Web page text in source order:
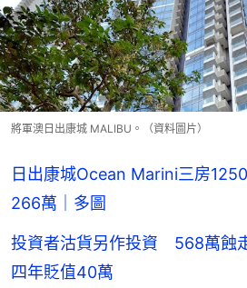
將軍澳日出康城 MALIBU。（資料圖片）
日出康城Ocean Marini三房
266萬｜多圖
投資者沽貨另作投資 568萬蝕
四年貶值40萬